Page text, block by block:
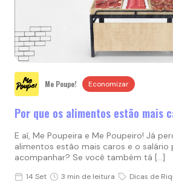
Me Poupe! Economizar
Por que os alimentos estão mais
E aí, Me Poupeira e Me Poupeiro! Já
alimentos estão mais caros e o salário
acompanhar? Se você também tá […]
14 Set 3 min de leitura Dicas de